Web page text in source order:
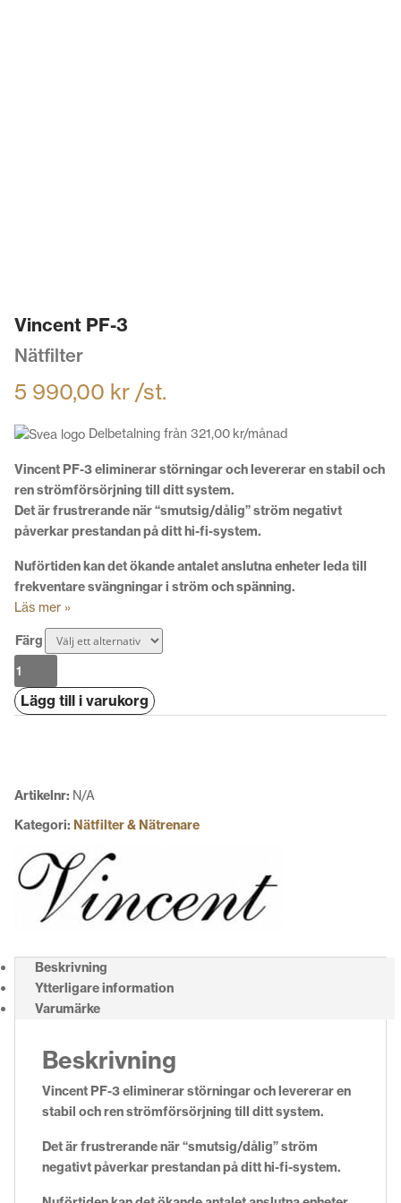
Vincent PF-3
Nätfilter
5 990,00 kr /st.
Delbetalning från 321,00 kr/månad
Vincent PF-3 eliminerar störningar och levererar en stabil och
ren strömförsörjning till ditt system.
Det är frustrerande när “smutsig/dålig” ström negativt
påverkar prestandan på ditt hi-fi-system.
Nuförtiden kan det ökande antalet anslutna enheter leda till
frekventare svängningar i ström och spänning.
Läs mer »
Färg
Vincent
PF-
3 Lägg till i varukorg
Artikelnr: N/A
Kategori: Nätfilter & Nätrenare
Beskrivning
Ytterligare information
Varumärke
Beskrivning
Vincent PF-3 eliminerar störningar och levererar en
stabil och ren strömförsörjning till ditt system.
Det är frustrerande när “smutsig/dålig” ström
negativt påverkar prestandan på ditt hi-fi-system.